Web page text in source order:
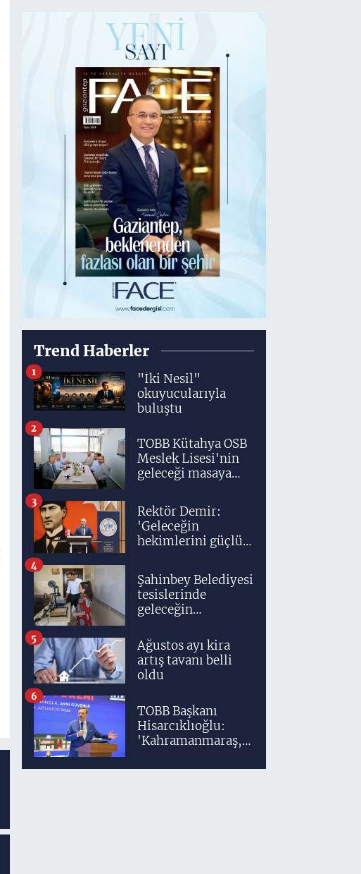
Trend Haberler
"İki Nesil"
okuyucularıyla
buluştu
1
TOBB Kütahya OSB
Meslek Lisesi'nin
geleceği masaya
2
Rektör Demir:
'Geleceğin
hekimlerini güçlü
klinik altyapıyla
yetiştiriyoruz'
3
Şahinbey Belediyesi
tesislerinde
geleceğin
teknolojiyle
yetişiyor
4
Ağustos ayı kira
artış tavanı belli
oldu
5
TOBB Başkanı
Hisarcıklıoğlu:
'Kahramanmaraş,
Türkiye
6